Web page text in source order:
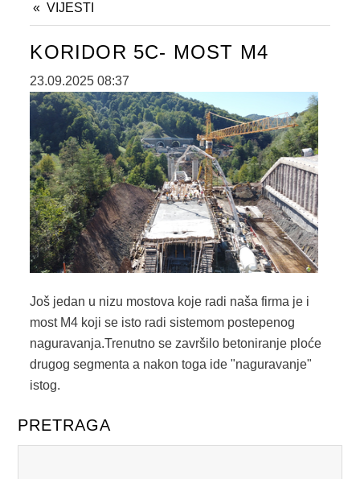
VIJESTI
KORIDOR 5C- MOST M4
23.09.2025 08:37
Još jedan u nizu mostova koje radi naša firma je i
most M4 koji se isto radi sistemom postepenog
naguravanja.Trenutno se završilo betoniranje ploće
drugog segmenta a nakon toga ide "naguravanje"
istog.
PRETRAGA